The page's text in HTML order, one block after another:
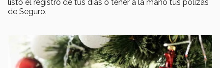
listo el registro de tus días o tener a la mano tus pólizas
de Seguro.